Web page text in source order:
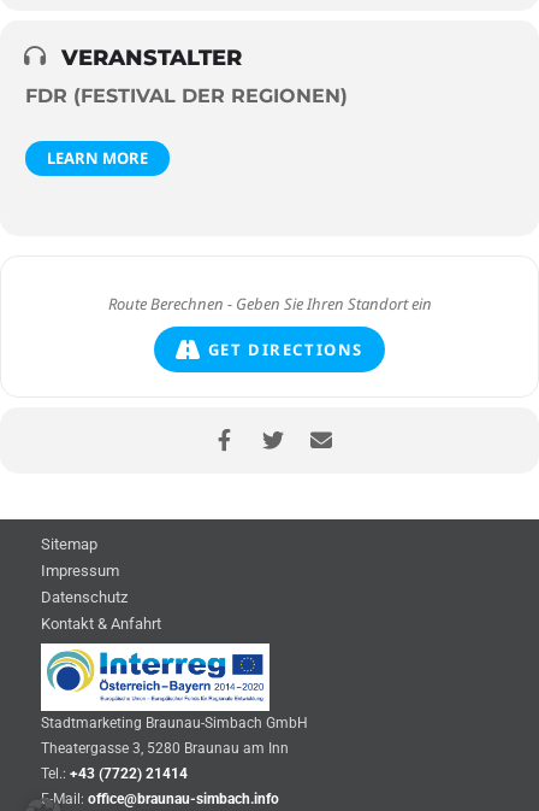
VERANSTALTER
FDR (FESTIVAL DER REGIONEN)
LEARN MORE
GET DIRECTIONS
Sitemap
Impressum
Datenschutz
Kontakt & Anfahrt
Stadtmarketing Braunau-Simbach GmbH
Theatergasse 3, 5280 Braunau am Inn
Tel.: +43 (7722) 21414
E-Mail: office@braunau-simbach.info